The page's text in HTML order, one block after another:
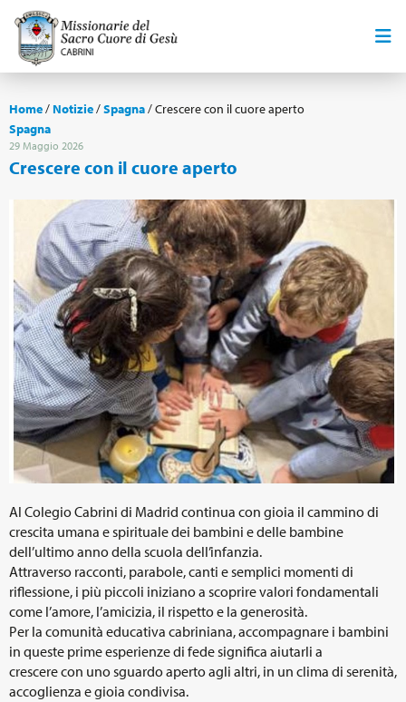
Home/ Notizie/Spagna/Crescere con il cuore aperto
Spagna
29 Maggio 2026
Crescere con il cuore aperto
Al Colegio Cabrini di Madrid continua con gioia il cammino di
crescita umana e spirituale dei bambini e delle bambine
dell’ultimo anno della scuola dell’infanzia.
Attraverso racconti, parabole, canti e semplici momenti di
riflessione, i più piccoli iniziano a scoprire valori fondamentali
come l’amore, l’amicizia, il rispetto e la generosità.
Per la comunità educativa cabriniana, accompagnare i bambini
in queste prime esperienze di fede significa aiutarli a
crescere con uno sguardo aperto agli altri, in un clima di serenità,
accoglienza e gioia condivisa.